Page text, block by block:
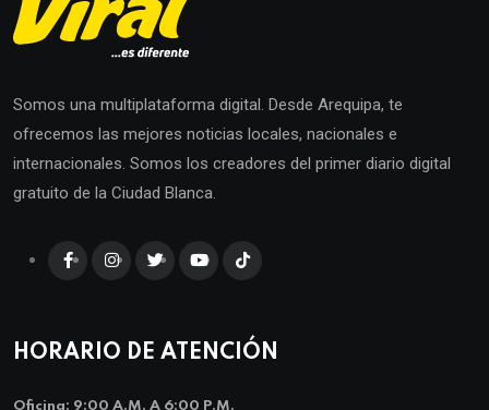
Somos una multiplataforma digital. Desde Arequipa, te
ofrecemos las mejores noticias locales, nacionales e
internacionales. Somos los creadores del primer diario digital
gratuito de la Ciudad Blanca.
HORARIO DE ATENCIÓN
Oficina: 9:00 A.m. A 6:00 P.m.